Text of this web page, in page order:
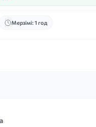
Мерзімі: 1 год